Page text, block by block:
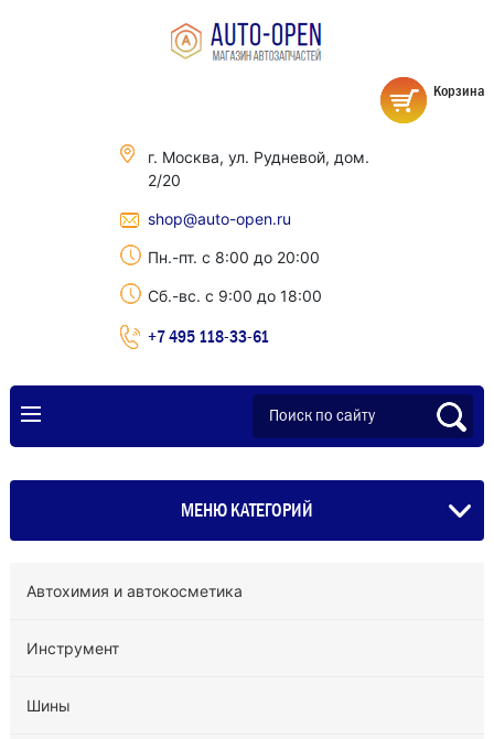
г. Москва, ул. Рудневой, дом.
2/20
shop@auto-open.ru
Пн.-пт. с 8:00 до 20:00
Сб.-вс. с 9:00 до 18:00
+7 495 118-33-61
Корзина
МЕНЮ КАТЕГОРИЙ
Автохимия и автокосметика
Инструмент
Шины